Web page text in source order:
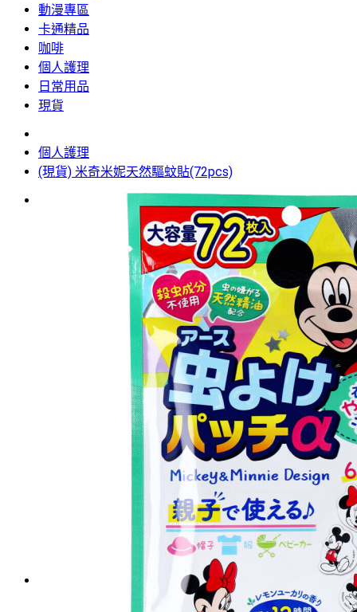
動漫專區
卡通精品
咖啡
個人護理
日常用品
現貨
個人護理
(現貨) 米奇米妮天然驅蚊貼(72pcs)